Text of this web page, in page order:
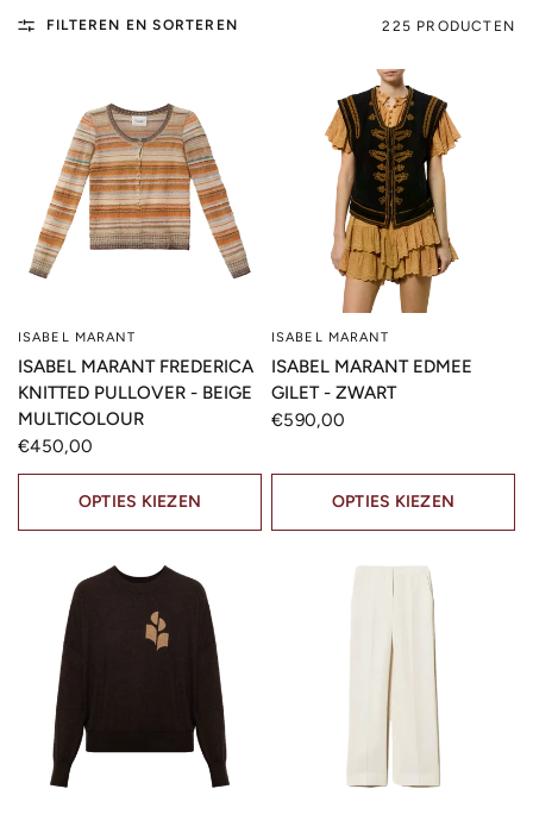
FILTEREN EN SORTEREN 225 PRODUCTEN
SNELLE KIJK
ISABEL MARANT
ISABEL MARANT FREDERICA
KNITTED PULLOVER - BEIGE
MULTICOLOUR
€450,00
OPTIES KIEZEN
SNELLE KIJK
ISABEL MARANT
ISABEL MARANT EDMEE
GILET - ZWART
€590,00
OPTIES KIEZEN